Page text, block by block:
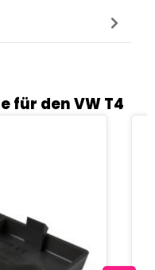
für den VW T4